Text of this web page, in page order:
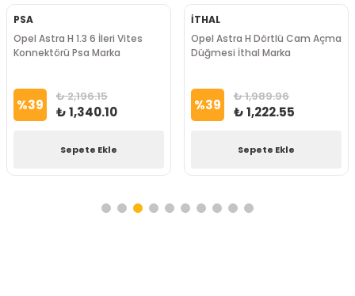
PSA
Opel Astra H 1.3 6 İleri Vites
Konnektörü Psa Marka
%39 ₺ 2,196.15
₺ 1,340.10
Sepete Ekle
İTHAL
Opel Astra H Dörtlü Cam Açma
Düğmesi İthal Marka
%39 ₺ 1,989.96
₺ 1,222.55
Sepete Ekle